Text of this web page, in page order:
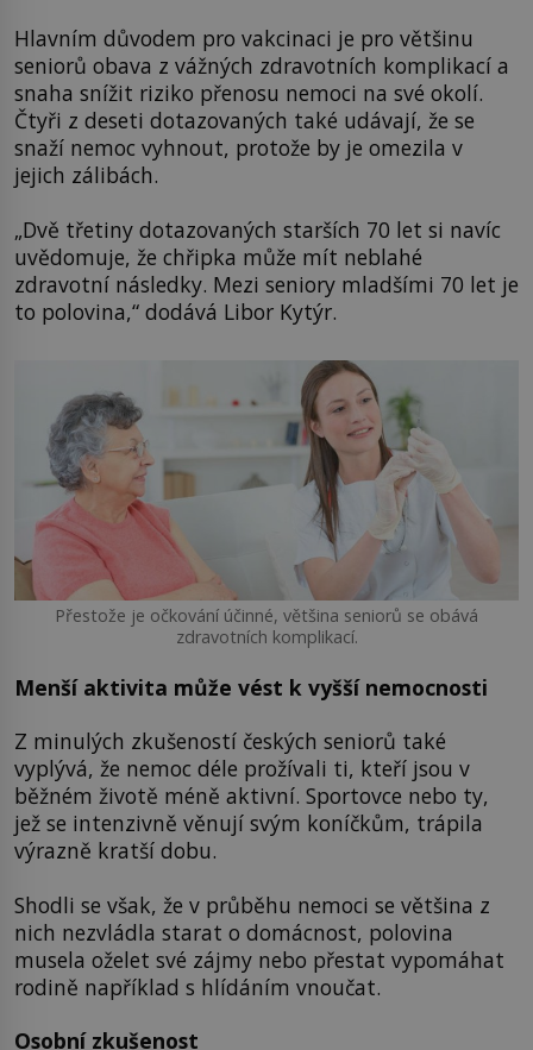
Hlavním důvodem pro vakcinaci je pro většinu
seniorů obava z vážných zdravotních komplikací a
snaha snížit riziko přenosu nemoci na své okolí.
Čtyři z deseti dotazovaných také udávají, že se
snaží nemoc vyhnout, protože by je omezila v
jejich zálibách.
„Dvě třetiny dotazovaných starších 70 let si navíc
uvědomuje, že chřipka může mít neblahé
zdravotní následky. Mezi seniory mladšími 70 let je
to polovina,“ dodává Libor Kytýr.
Přestože je očkování účinné, většina seniorů se obává
zdravotních komplikací.
Menší aktivita může vést k vyšší nemocnosti
Z minulých zkušeností českých seniorů také
vyplývá, že nemoc déle prožívali ti, kteří jsou v
běžném životě méně aktivní. Sportovce nebo ty,
jež se intenzivně věnují svým koníčkům, trápila
výrazně kratší dobu.
Shodli se však, že v průběhu nemoci se většina z
nich nezvládla starat o domácnost, polovina
musela oželet své zájmy nebo přestat vypomáhat
rodině například s hlídáním vnoučat.
Osobní zkušenost